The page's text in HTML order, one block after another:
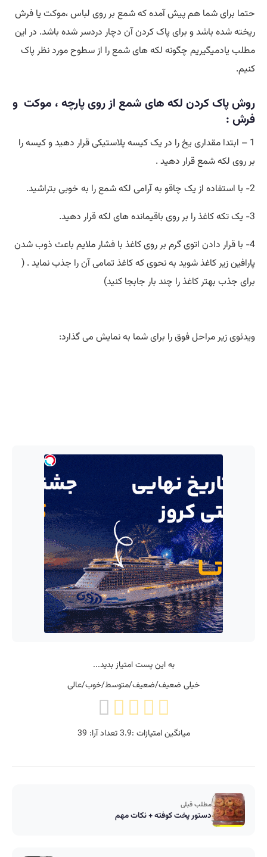
حتما برای شما هم پیش آمده که شمع بر روی لباس ،موکت یا فرش
ریخته شده باشد و برای پاک کردن آن دچار دردسر شده باشد. در این
مطلب یادمیگیریم چگونه لکه های شمع را از سطوح مورد نظر پاک
کنیم.
روش پاک کردن لکه های شمع از روی پارچه ، موکت و
فرش :
1 – ابتدا مقداری یخ را در یک کیسه پلاستیکی قرار دهید و کیسه را
بر روی لکه شمع قرار دهید .
2- با استفاده از یک چاقو به آرامی لکه شمع را به خوبی بتراشید.
3- یک تکه کاغذ را بر روی باقیمانده های لکه قرار دهید.
4- با قرار دادن اتوی گرم بر روی کاغذ با فشار ملایم باعث ذوب شدن
پارافین زیر کاغذ شوید به نحوی که کاغذ تمامی آن را جذب نماید . (
برای جذب بهتر کاغذ را چند بار جابجا کنید)
ویدئوی زیر مراحل فوق را برای شما به نمایش می گذارد:
به این پست امتیاز بدید...
خیلی ضعیف/ضعیف/متوسط/خوب/عالی
میانگین امتیازات :3.9تعداد آرا: 39
مطلب قبلی
دستور پخت کوفته + نکات مهم